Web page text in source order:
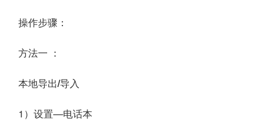
操作步骤：
方法一 ：
本地导出/导入
1）设置—电话本